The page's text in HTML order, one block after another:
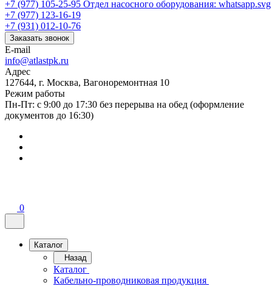
+7 (977) 105-25-95 Отдел насосного оборудования:
+7 (977) 123-16-19
+7 (931) 012-10-76
Заказать звонок
E-mail
info@atlastpk.ru
Адрес
127644, г. Москва, Вагоноремонтная 10
Режим работы
Пн-Пт: с 9:00 до 17:30 без перерыва на обед (оформление
документов до 16:30)
0
Каталог
Назад
Каталог
Кабельно-проводниковая продукция